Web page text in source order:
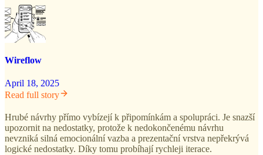
Wireflow
April 18, 2025
Read full story
Hrubé návrhy přímo vybízejí k připomínkám a spolupráci. Je snazší
upozornit na nedostatky, protože k nedokončenému návrhu
nevzniká silná emocionální vazba a prezentační vrstva nepřekrývá
logické nedostatky. Díky tomu probíhají rychleji iterace.